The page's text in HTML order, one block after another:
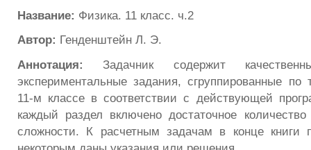
Название: Физика. 11 класс. ч.2
Автор: Генденштейн Л. Э.
Аннотация:Задачник содержит
экспериментальные за­дания, сгруппированные
11-м классе в соответствии с действующей
каждый раздел включено достаточное
сложности. К расчетным задачам в конце книги